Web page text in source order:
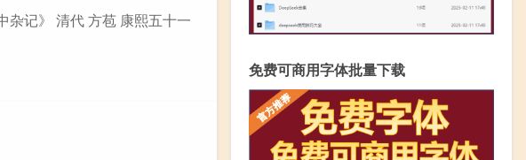
杂记》 清代 方苞 康熙五十一
免费可商用字体批量下载